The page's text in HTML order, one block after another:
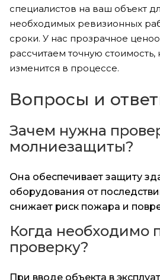
специалистов на ваш объект
необходимых ревизионных
сроки. У нас прозрачное
рассчитаем точную стоимость,
изменится в процессе.
Вопросы и
Зачем нужна
молниезащиты?
Она обеспечивает защиту
оборудования от
снижает риск пожара и
Когда необходимо
проверку?
При вводе объекта в